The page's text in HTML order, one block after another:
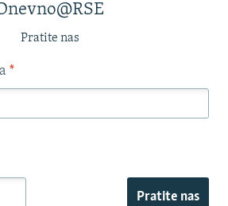
Pratite nas
*
Pratite nas